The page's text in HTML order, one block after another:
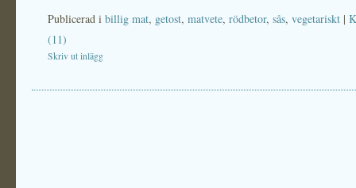
Publicerad i billig mat, getost, matvete, rödbetor, sås, vegetariskt |
(11)
Skriv ut inlägg